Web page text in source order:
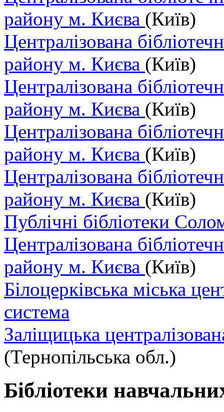
району м. Києва (Київ)
Централізована
району м. Києва (Київ)
Централізована
району м. Києва (Київ)
Централізована
району м. Києва (Київ)
Централізована
району м. Києва (Київ)
Публічні бібліотеки
Централізована
району м. Києва (Київ)
Білоцерківська міська
система
Заліщицька
(Тернопільська обл.)
Бібліотеки